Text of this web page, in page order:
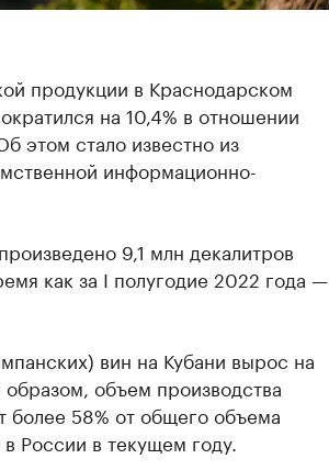
продукции в Краснодарском
на 10,4% в отношении
этом стало известно из
информационно-
9,1 млн декалитров
как за I полугодие 2022 года —
вин на Кубани вырос на
объем производства
более 58% от общего объема
России в текущем году.